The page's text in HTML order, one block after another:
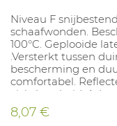
Niveau F
schaafwonden.
100°C. Geplooide
.Versterkt tussen
bescherming en
comfortabel.
zichtbaarheid.
gebreide voering
6(XS)-11(XXL).
8,07 €